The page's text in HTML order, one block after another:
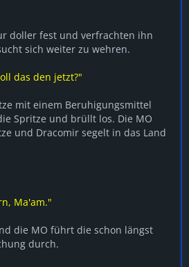
doller fest und verfrachten ihn
sich weiter zu wehren.
das den jetzt?"
mit einem Beruhigungsmittel
Spritze und brüllt los. Die MO
und Dracomir segelt in das Land
Ma'am."
die MO führt die schon längst
durch.